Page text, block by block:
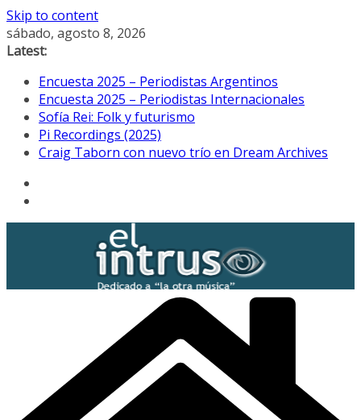
Skip to content
sábado, agosto 8, 2026
Latest:
Encuesta 2025 – Periodistas Argentinos
Encuesta 2025 – Periodistas Internacionales
Sofía Rei: Folk y futurismo
Pi Recordings (2025)
Craig Taborn con nuevo trío en Dream Archives